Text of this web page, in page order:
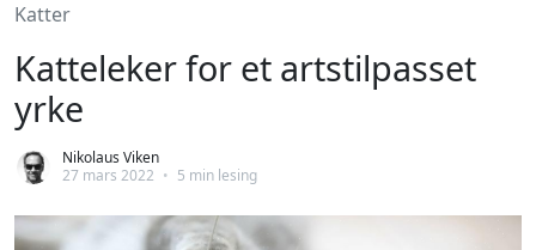
Katter
Katteleker for et artstilpasset
yrke
Nikolaus Viken
27 mars 2022 • 5 min lesing